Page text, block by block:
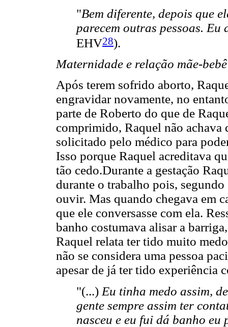
"Bem diferente, depois que
parecem outras pessoas. Eu
EHV28).
Maternidade e relação mãe-bebê
Após terem sofrido aborto,
engravidar novamente, no
parte de Roberto do que de
comprimido, Raquel não achava
solicitado pelo médico para
Isso porque Raquel acreditava
tão cedo.Durante a gestação
durante o trabalho pois,
ouvir. Mas quando chegava em
que ele conversasse com ela.
banho costumava alisar a
Raquel relata ter tido muito
não se considera uma pessoa
apesar de já ter tido experiência
"(...) Eu tinha medo assim,
gente sempre assim ter
nasceu e eu fui dá banho eu